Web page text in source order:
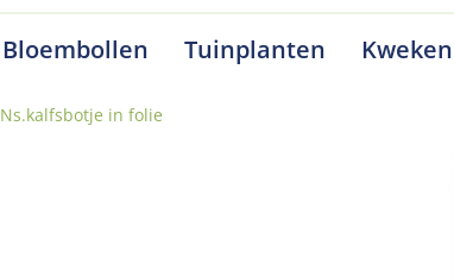
Ns.kalfsbotje in folie
Bloembollen Tuinplanten Kweken